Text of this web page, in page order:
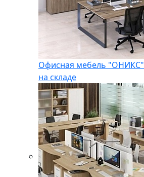
Офисная мебель "ОНИКС"
на складе